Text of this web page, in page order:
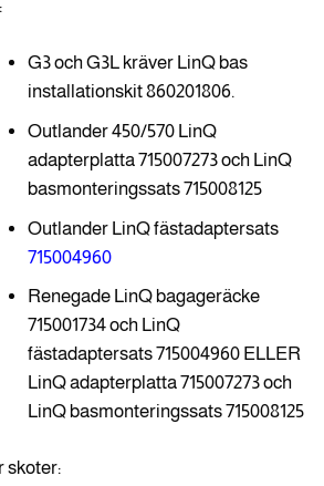
G3 och G3L kräver LinQ bas
installationskit 860201806.
Outlander 450/570 LinQ
adapterplatta 715007273 och LinQ
basmonteringssats 715008125
Outlander LinQ fästadaptersats
715004960
Renegade LinQ bagageräcke
715001734 och LinQ
fästadaptersats 715004960 ELLER
LinQ adapterplatta 715007273 och
LinQ basmonteringssats 715008125
skoter: